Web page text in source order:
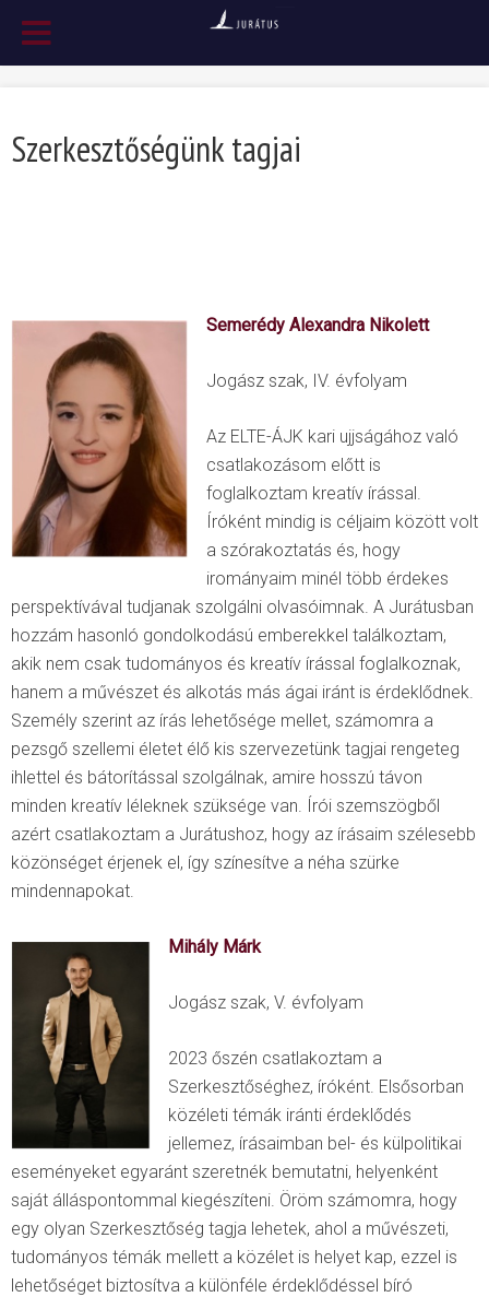
Szerkesztőségünk tagjai
Semerédy Alexandra Nikolett
Jogász szak, IV. évfolyam
Az ELTE-ÁJK kari ujjságához való
csatlakozásom előtt is
foglalkoztam kreatív írással.
Íróként mindig is céljaim között volt
a szórakoztatás és, hogy
irományaim minél több érdekes
perspektívával tudjanak szolgálni olvasóimnak. A Jurátusban
hozzám hasonló gondolkodású emberekkel találkoztam,
akik nem csak tudományos és kreatív írással foglalkoznak,
hanem a művészet és alkotás más ágai iránt is érdeklődnek.
Személy szerint az írás lehetősége mellet, számomra a
pezsgő szellemi életet élő kis szervezetünk tagjai rengeteg
ihlettel és bátorítással szolgálnak, amire hosszú távon
minden kreatív léleknek szüksége van. Írói szemszögből
azért csatlakoztam a Jurátushoz, hogy az írásaim szélesebb
közönséget érjenek el, így színesítve a néha szürke
mindennapokat.
Mihály Márk
Jogász szak, V. évfolyam
2023 őszén csatlakoztam a
Szerkesztőséghez, íróként. Elsősorban
közéleti témák iránti érdeklődés
jellemez, írásaimban bel- és külpolitikai
eseményeket egyaránt szeretnék bemutatni, helyenként
saját álláspontommal kiegészíteni. Öröm számomra, hogy
egy olyan Szerkesztőség tagja lehetek, ahol a művészeti,
tudományos témák mellett a közélet is helyet kap, ezzel is
lehetőséget biztosítva a különféle érdeklődéssel bíró